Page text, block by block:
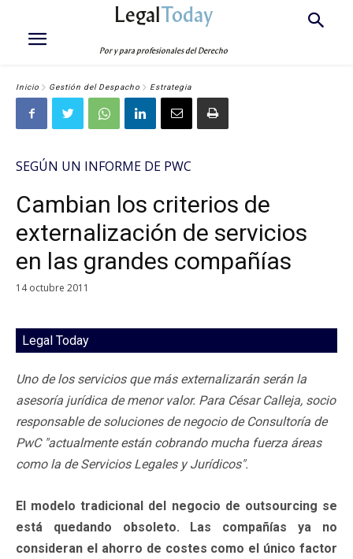
LegalToday
Por y para profesionales del Derecho
Inicio Gestión del Despacho Estrategia
SEGÚN UN INFORME DE PWC
Cambian los criterios de
externalización de servicios
en las grandes compañías
14 octubre 2011
Legal Today
Uno de los servicios que más externalizarán serán la
asesoría jurídica de menor valor. Para César Calleja, socio
responsable de soluciones de negocio de Consultoría de
PwC "actualmente están cobrando mucha fuerza áreas
como la de Servicios Legales y Jurídicos".
El modelo tradicional del negocio de outsourcing se
está quedando obsoleto. Las compañías ya no
consideran el ahorro de costes como el único factor